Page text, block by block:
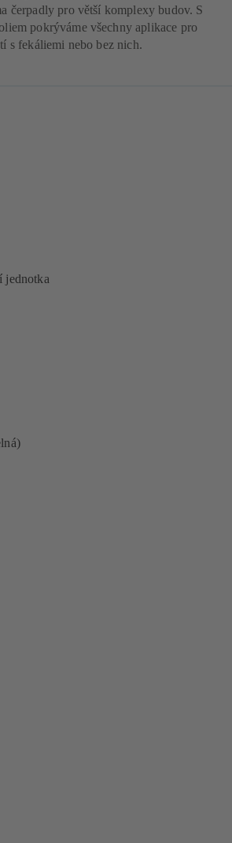
čerpadly pro větší komplexy budov. S
pokrýváme všechny aplikace pro
s fekáliemi nebo bez nich.
jednotka